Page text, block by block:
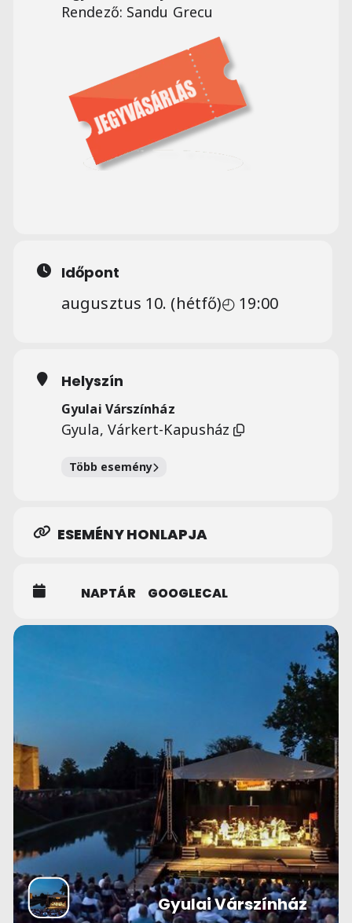
Rendező: Sandu Grecu
Időpont
augusztus 10. (hétfő)◴ 19:00
Helyszín
Gyulai Várszínház
Gyula, Várkert-Kapusház
Több esemény
ESEMÉNY HONLAPJA
NAPTÁR GOOGLECAL
Gyulai Várszínház